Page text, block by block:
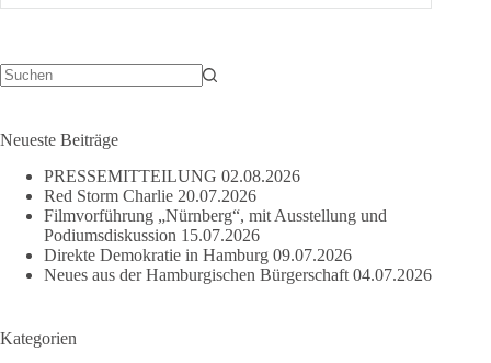
rechts-
Neueste Beiträge
PRESSEMITTEILUNG 02.08.2026
Red Storm Charlie 20.07.2026
Filmvorführung „Nürnberg“, mit Ausstellung und
Podiumsdiskussion 15.07.2026
Direkte Demokratie in Hamburg 09.07.2026
Neues aus der Hamburgischen Bürgerschaft 04.07.2026
Kategorien